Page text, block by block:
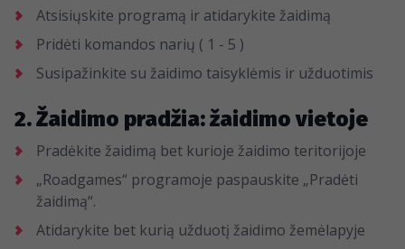
Atsisiųskite programą ir atidarykite žaidimą
Pridėti komandos narių ( 1 - 5 )
Susipažinkite su žaidimo taisyklėmis ir užduotimis
2. Žaidimo pradžia: žaidimo vietoje
Pradėkite žaidimą bet kurioje žaidimo teritorijoje
„Roadgames“ programoje paspauskite „Pradėti
žaidimą“.
Atidarykite bet kurią užduotį žaidimo žemėlapyje